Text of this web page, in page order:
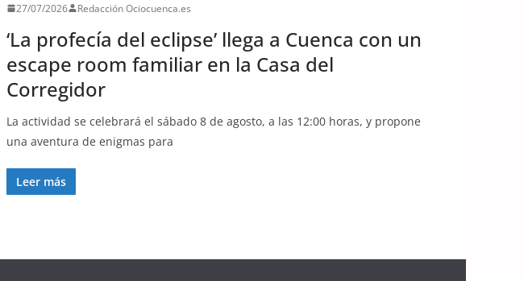
27/07/2026 Redacción Ociocuenca.es
‘La profecía del eclipse’ llega a Cuenca con un
escape room familiar en la Casa del
Corregidor
La actividad se celebrará el sábado 8 de agosto, a las 12:00 horas, y propone
una aventura de enigmas para
Leer más